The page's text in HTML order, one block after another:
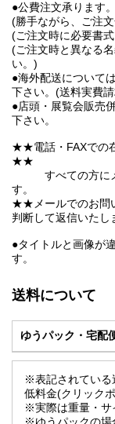
●公費注文承ります。
(勝手ながら、ご注
(ご注文時に必要書
(ご注文時と異なる
い。)
●海外配送について
下さい。(送料実費
●店頭・展覧会販売
下さい。
★★電話・FAXでの
★★
すべての方にメ
す。
★★メールでのお問
判断して返信いた
●タイトルと画像が
す。
送料について
ゆうパック・宅配
※表記されている
低料金(クリック
※実際は重量・サ